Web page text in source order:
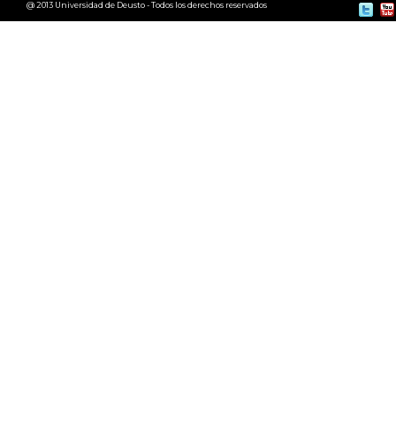
@ 2013 Universidad de Deusto - Todos los derechos reservados